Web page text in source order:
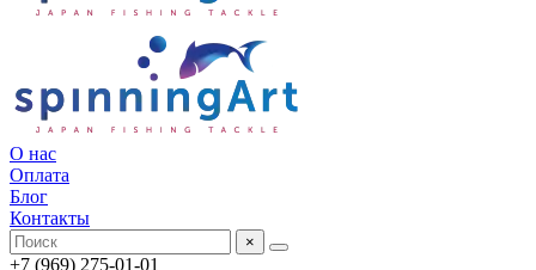
О нас
Оплата
Блог
Контакты
×
+7 (969) 275-01-01